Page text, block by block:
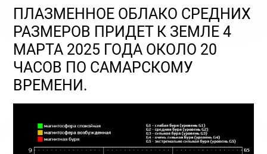
ПЛАЗМЕННОЕ ОБЛАКО СРЕДНИХ
РАЗМЕРОВ ПРИДЕТ К ЗЕМЛЕ 4
МАРТА 2025 ГОДА ОКОЛО 20
ЧАСОВ ПО САМАРСКОМУ
ВРЕМЕНИ.